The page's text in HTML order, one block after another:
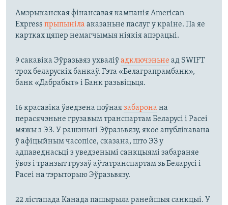
Амэрыканская фінансавая кампанія American
Express прыпыніла аказаньне паслуг у краіне. Па яе
картках цяпер немагчымыя ніякія апэрацыі.
9 сакавіка Эўразьвяз ухваліўадключэньне ад SWIFT
трох беларускіх банкаў. Гэта «Белаграпрамбанк»,
банк «Дабрабыт» і Банк разьвіцьця.
16 красавіка ўведзена поўнаязабарона на
перасячэньне грузавым транспартам Беларусі і Расеі
мяжы з ЭЗ. У рашэньні Эўразьвязу, якое апублікавана
ў афіцыйным часопісе, сказана, што ЭЗ у
адпаведнасьці з уведзенымі санкцыямі забараняе
ўвоз і транзыт грузаў аўтатранспартам зь Беларусі і
Расеі на тэрыторыю Эўразьвязу.
22 лістапада Канада пашырыла ранейшыя санкцыі. У